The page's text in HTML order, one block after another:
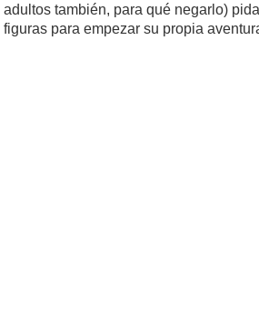
adultos también, para qué negarlo)
figuras para empezar su propia